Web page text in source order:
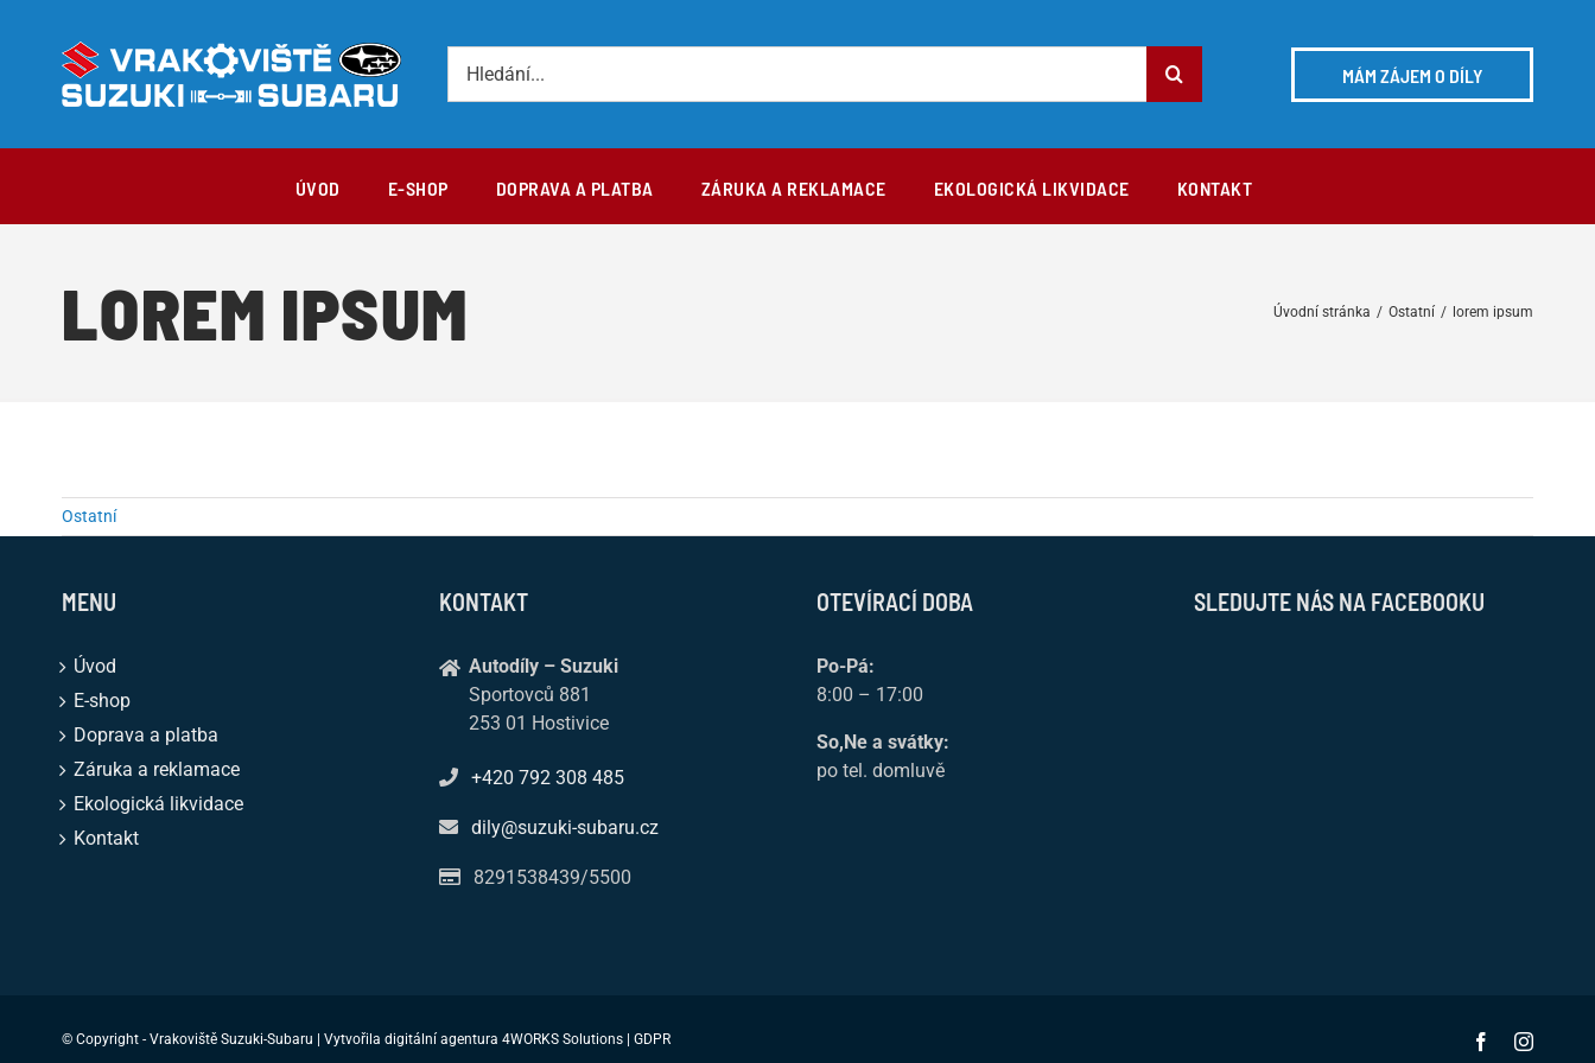
MÁM ZÁJEM O DÍLY
ÚVOD E-SHOP DOPRAVA A PLATBA ZÁRUKA A REKLAMACE EKOLOGICKÁ LIKVIDACE KONTAKT
LOREM IPSUM Úvodní stránka / Ostatní / lorem ipsum
Ostatní
MENU
Úvod
E-shop
Doprava a platba
Záruka a reklamace
Ekologická likvidace
Kontakt
KONTAKT
Autodíly – Suzuki
Sportovců 881
253 01 Hostivice
+420 792 308 485
dily@suzuki-subaru.cz
8291538439/5500
OTEVÍRACÍ DOBA
Po-Pá:
8:00 – 17:00
So,Ne a svátky:
po tel. domluvě
SLEDUJTE NÁS NA FACEBOOKU
© Copyright - Vrakoviště Suzuki-Subaru | Vytvořila digitální agentura 4WORKS Solutions GDPR Facebook